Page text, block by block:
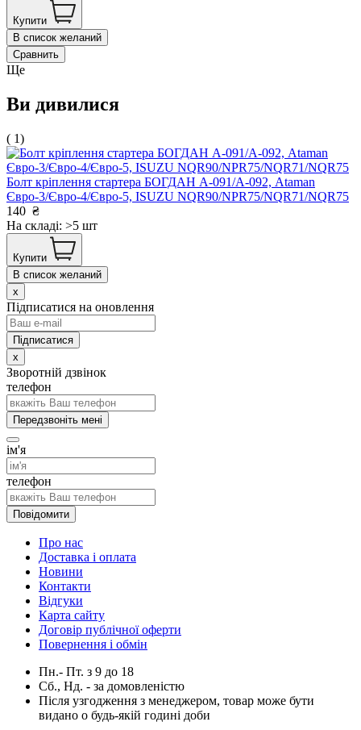
Купити
В список желаний
Сравнить
Ще
Ви дивилися
( 1)
Болт кріплення стартера БОГДАН А-091/А-092, Ataman
Євро-3/Євро-4/Євро-5, ISUZU NQR90/NPR75/NQR71/NQR75
140 ₴
На складі: >5 шт
Купити
В список желаний
x
Підписатися на оновлення
x
Зворотній дзвінок
телефон
Передзвоніть мені
ім'я
телефон
Повідомити
Про нас
Доставка і оплата
Новини
Контакти
Відгуки
Карта сайту
Договір публічної оферти
Повернення і обмін
Пн.- Пт. з 9 до 18
Сб., Нд. - за домовленістю
Після узгодження з менеджером, товар може бути
видано о будь-якій годині доби